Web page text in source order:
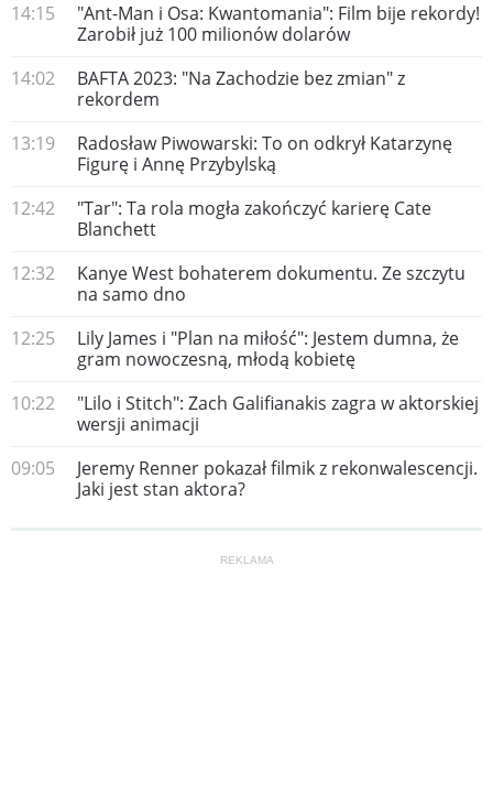
14:15
"Ant-Man i Osa: Kwantomania": Film bije rekordy!
Zarobił już 100 milionów dolarów
14:02
BAFTA 2023: "Na Zachodzie bez zmian" z
rekordem
13:19
Radosław Piwowarski: To on odkrył Katarzynę
Figurę i Annę Przybylską
12:42
"Tar": Ta rola mogła zakończyć karierę Cate
Blanchett
12:32
Kanye West bohaterem dokumentu. Ze szczytu
na samo dno
12:25
Lily James i "Plan na miłość": Jestem dumna, że
gram nowoczesną, młodą kobietę
10:22
"Lilo i Stitch": Zach Galifianakis zagra w aktorskiej
wersji animacji
09:05
Jeremy Renner pokazał filmik z rekonwalescencji.
Jaki jest stan aktora?
REKLAMA